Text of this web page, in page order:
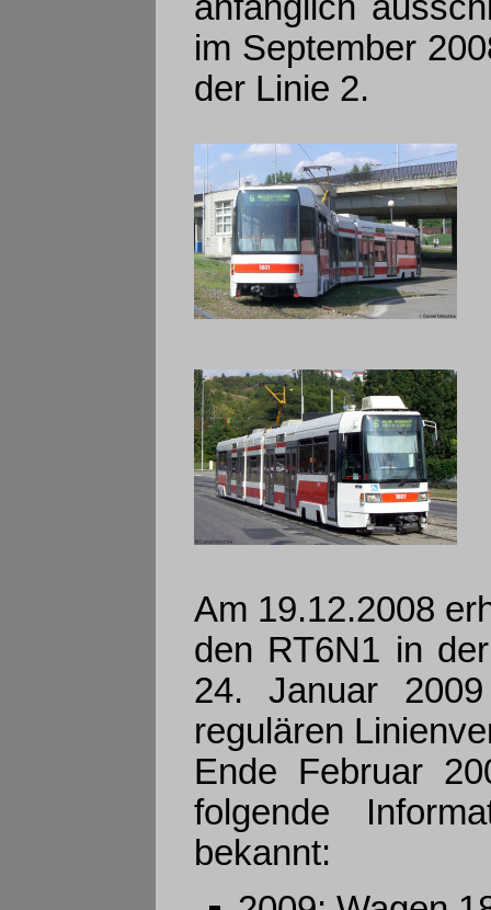
im September
der Linie 2.
Am 19.12.2008
den RT6N1 in
24. Januar
regulären
Ende Februar
folgende
bekannt: